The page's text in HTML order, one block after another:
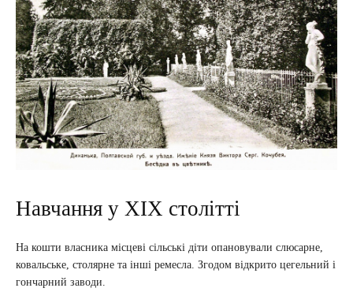
Навчання у ХІХ столітті
На кошти власника місцеві сільські діти опановували слюсарне,
ковальське, столярне та інші ремесла. Згодом відкрито цегельний і
гончарний заводи.